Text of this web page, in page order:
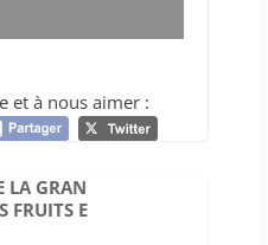
et à nous aimer :
LA GRAN
FRUITS E